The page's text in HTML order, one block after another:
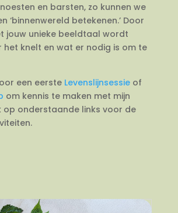
en barsten, zo kunnen we
‘binnenwereld betekenen.’ Door
jouw unieke beeldtaal wordt
het knelt en wat er nodig is om te
een eerste Levenslijnsessieof
om kennis te maken met mijn
op onderstaande links voor de